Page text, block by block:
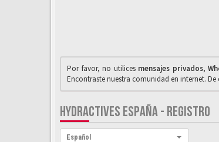
Por favor, no utilices mensajes privados,
Encontraste nuestra comunidad en internet.
HYDRACTIVES ESPAÑA - REGISTRO
Idioma:
Español